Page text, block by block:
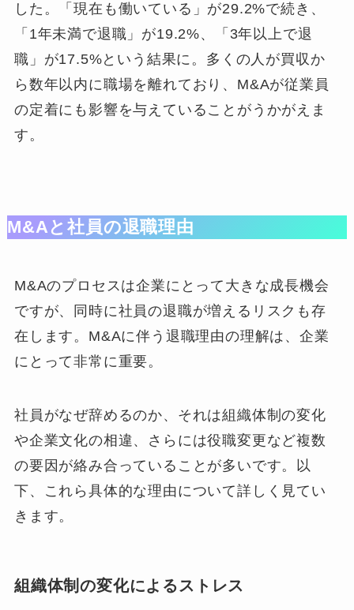
した。「現在も働いている」が29.2%で続き、
「1年未満で退職」が19.2%、「3年以上で退
職」が17.5%という結果に。多くの人が買収か
ら数年以内に職場を離れており、M&Aが従業員
の定着にも影響を与えていることがうかがえま
す。
M&Aと社員の退職理由
M&Aのプロセスは企業にとって大きな成長機会
ですが、同時に社員の退職が増えるリスクも存
在します。M&Aに伴う退職理由の理解は、企業
にとって非常に重要。
社員がなぜ辞めるのか、それは組織体制の変化
や企業文化の相違、さらには役職変更など複数
の要因が絡み合っていることが多いです。以
下、これら具体的な理由について詳しく見てい
きます。
組織体制の変化によるストレス